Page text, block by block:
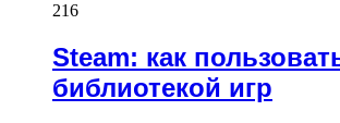
216
Steam: как
библиотекой игр